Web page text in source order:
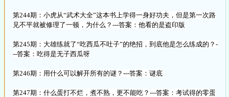
第244期：小虎从“武术大全”这本书上学得一身好功夫，但是第一次路
见不平就被修理了一顿，为什么？---答案：他看的是盗印版
第245期：大雄练就了“吃西瓜不吐子”的绝招，到底他是怎么练成的？-
--答案：吃得是无子西瓜呀
第246期：用什么可以解开所有的谜？---答案：谜底
第247期：什么蛋打不烂，煮不熟，更不能吃？---答案：考试得的零蛋